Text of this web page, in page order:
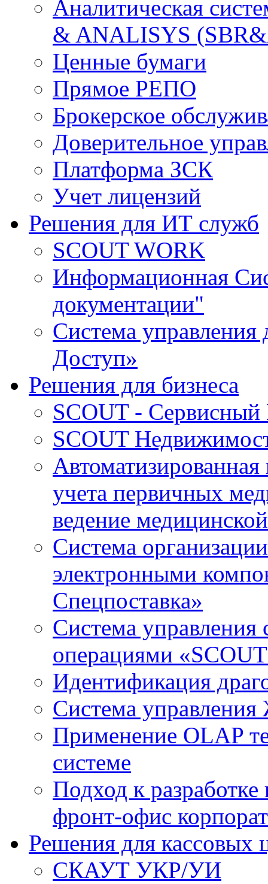
Аналитическая
& ANALISYS
Ценные бумаги
Прямое РЕПО
Брокерское
Доверительное
Платформа ЗСК
Учет лицензий
Решения для ИТ служб
SCOUT WORK
Информационная
документации"
Система
Доступ»
Решения для бизнеса
SCOUT - Сервисный
SCOUT
учета первичных
ведение
Система
электронными
Спецпоставка»
Система
операциями
Идентификация
Система
Применение OLAP
системе
Подход к
фронт-офис
Решения для кассовых
СКАУТ УКР/УИ